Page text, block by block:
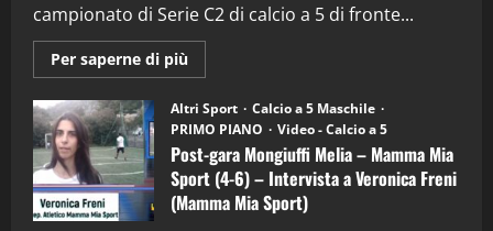
campionato di Serie C2 di calcio a 5 di fronte...
Per saperne di più
informazioni
Post-
gara
Mongiuffi
Melia
–
Mamma
Mia
Sport
Altri Sport
Calcio a 5 Maschile
PRIMO PIANO
Video - Calcio a 5
Post-gara Mongiuffi Melia – Mamma Mia
Sport (4-6) – Intervista a Veronica Freni
(Mamma Mia Sport)
2 28/04/2026
3
"SportEmpire" in Podcast
“SportEmpire” in Podcast: 28^ Puntata
(Martedi 21 Aprile 2026)
21/04/2026